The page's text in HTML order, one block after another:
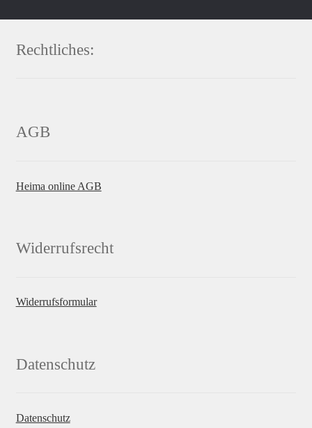
Rechtliches:
AGB
Heima online AGB
Widerrufsrecht
Widerrufsformular
Datenschutz
Datenschutz